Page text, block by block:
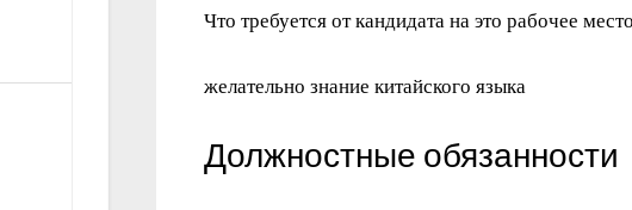
Что требуется от кандидата на это рабочее
желательно знание китайского языка
Должностные обязанности